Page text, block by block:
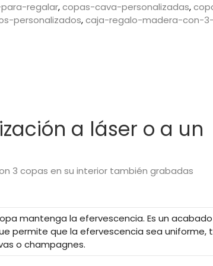
regalar copas-cava-personalizadas
personalizados caja-regalo-madera-con-
a láser o a un
3 copas en su interior también grabadas
mantenga la efervescencia. Es un acabado
permite que la efervescencia sea uniforme,
o champagnes.